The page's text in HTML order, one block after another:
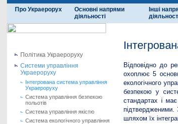
Про Украерорух
Основні напрями
діяльності
Інші
Політика Украероруху
Системи управління
Украероруху
Інтегрована система управління
Украероруху
Система управління безпекою
польотів
Система управління якістю
Система екологічного управління
Відповідно до
охоплює 5
екологічного
безпекою у
стандартах і
підтвердженими.
шляхом їх